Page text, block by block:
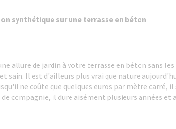
synthétique sur une terrasse en béton
allure de jardin à votre terrasse en béton sans
sain. Il est d'ailleurs plus vrai que nature
ne coûte que quelques euros par mètre carré,
de compagnie, il dure aisément plusieurs années